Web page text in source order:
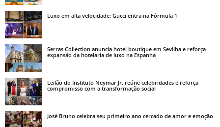
Luxo em alta velocidade: Gucci entra na Fórmula 1
Serras Collection anuncia hotel boutique em Sevilha e reforça
expansão da hotelaria de luxo na Espanha
Leilão do Instituto Neymar Jr. reúne celebridades e reforça
compromisso com a transformação social
José Bruno celebra seu primeiro ano cercado de amor e emoção